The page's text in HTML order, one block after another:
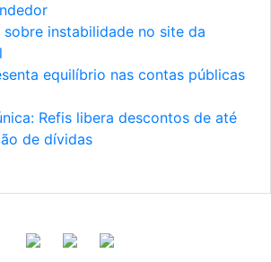
sobre instabilidade no site da
equilíbrio nas contas públicas
Refis libera descontos de até
de dívidas